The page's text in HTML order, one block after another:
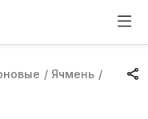
/ Ячмень /